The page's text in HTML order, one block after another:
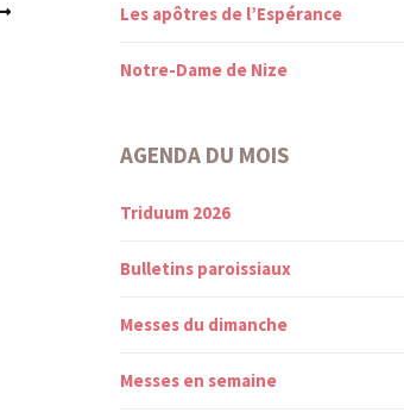
Les apôtres de l’Espérance
Notre-Dame de Nize
AGENDA DU MOIS
Triduum 2026
Bulletins paroissiaux
Messes du dimanche
Messes en semaine